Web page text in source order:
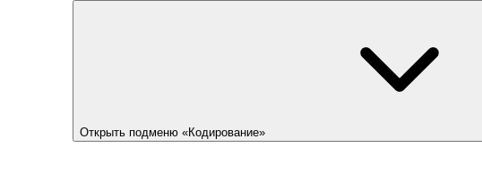
Открыть подменю «Кодирование»